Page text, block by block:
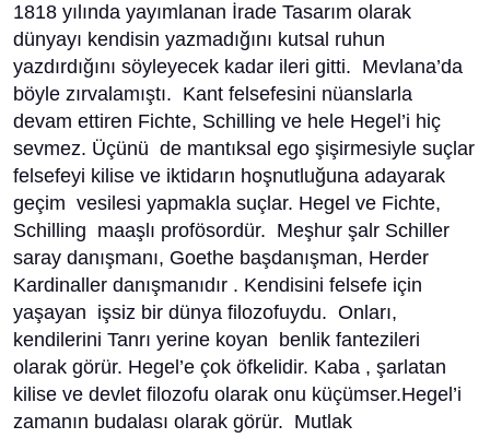
1818 yılında yayımlanan İrade Tasarım olarak
dünyayı kendisin yazmadığını kutsal ruhun
yazdırdığını söyleyecek kadar ileri gitti. Mevlana’da
böyle zırvalamıştı. Kant felsefesini nüanslarla
devam ettiren Fichte, Schilling ve hele Hegel’i hiç
sevmez. Üçünü de mantıksal ego şişirmesiyle suçlar
felsefeyi kilise ve iktidarın hoşnutluğuna adayarak
geçim vesilesi yapmakla suçlar. Hegel ve Fichte,
Schilling maaşlı profösordür. Meşhur şalr Schiller
saray danışmanı, Goethe başdanışman, Herder
Kardinaller danışmanıdır . Kendisini felsefe için
yaşayan işsiz bir dünya filozofuydu. Onları,
kendilerini Tanrı yerine koyan benlik fantezileri
olarak görür. Hegel’e çok öfkelidir. Kaba , şarlatan
kilise ve devlet filozofu olarak onu küçümser.Hegel’i
zamanın budalası olarak görür. Mutlak